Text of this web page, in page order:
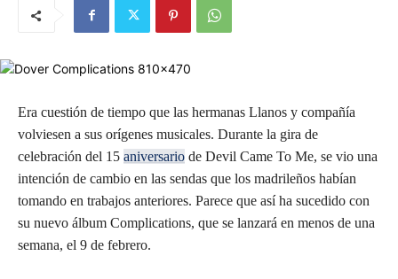
Era cuestión de tiempo que las hermanas Llanos y compañía
volviesen a sus orígenes musicales. Durante la gira de
celebración del 15 aniversario de Devil Came To Me, se vio una
intención de cambio en las sendas que los madrileños habían
tomando en trabajos anteriores. Parece que así ha sucedido con
su nuevo álbum Complications, que se lanzará en menos de una
semana, el 9 de febrero.